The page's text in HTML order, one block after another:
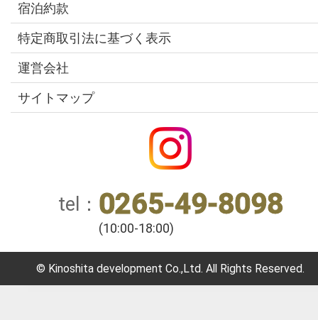
宿泊約款
特定商取引法に基づく表示
運営会社
サイトマップ
tel 0265-49-8098
(10:00-18:00)
© Kinoshita development Co.,Ltd. All Rights Reserved.